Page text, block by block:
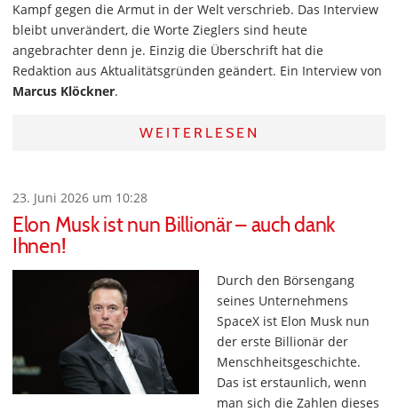
Kampf gegen die Armut in der Welt verschrieb. Das Interview
bleibt unverändert, die Worte Zieglers sind heute
angebrachter denn je. Einzig die Überschrift hat die
Redaktion aus Aktualitätsgründen geändert. Ein Interview von
Marcus Klöckner.
WEITERLESEN
23. Juni 2026 um 10:28
Elon Musk ist nun Billionär – auch dank
Ihnen!
Durch den Börsengang
seines Unternehmens
SpaceX ist Elon Musk nun
der erste Billionär der
Menschheitsgeschichte.
Das ist erstaunlich, wenn
man sich die Zahlen dieses